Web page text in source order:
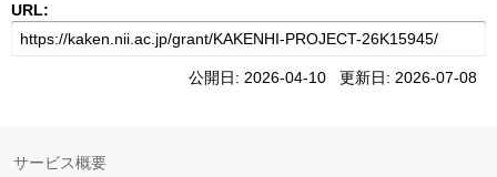
URL:
公開日: 2026-04-10 更新日: 2026-07-08
サービス概要